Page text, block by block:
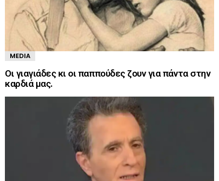
MEDIA
Οι γιαγιάδες κι οι παππούδες ζουν για πάντα στην
καρδιά μας.